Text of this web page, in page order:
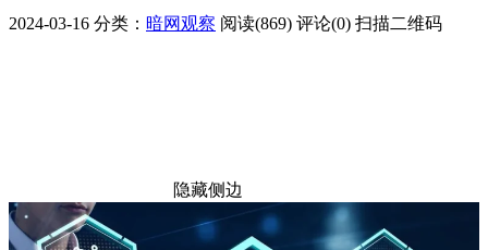
2024-03-16 分类： 暗网观察 阅读(869) 评论(0) 扫描二维码
隐藏侧边